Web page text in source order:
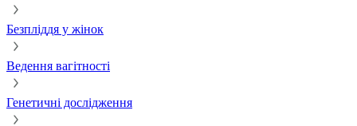
Безпліддя у жінок
Ведення вагітності
Генетичні дослідження